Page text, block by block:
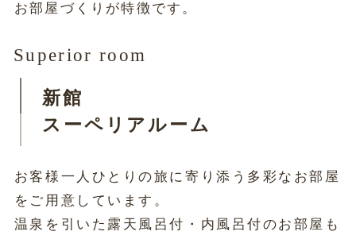
お部屋づくりが特徴です。
Superior room
新館
スーペリアルーム
お客様一人ひとりの旅に寄り添う多彩なお部屋
をご用意しています。
温泉を引いた露天風呂付・内風呂付のお部屋も